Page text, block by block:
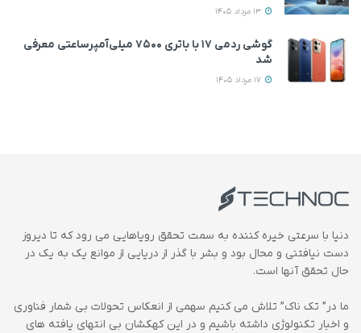
گوشی ردمی ۱۷ با باتری ۷۵۰۰ میلی‌آمپرساعتی معرفی
شد
دنیا با سرعتی خیره کننده به سمت تحقق رویاهایی می رود که تا دیروز
دست نیافتنی و محال بود و بشر با گذر از دریایی از موانع یک به یک در
حال تحقق آنها است.
ما در” تک ناک” تلاش می کنیم سهمی از انعکاس تحولات بی شمار فناوری
و اخبار تکنولوژی داشته باشیم و در این کهکشان بی انتهای یافته های